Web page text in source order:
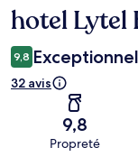
hotel Lytel
9,8 Exceptionnel
32 avis
9,8
Propreté